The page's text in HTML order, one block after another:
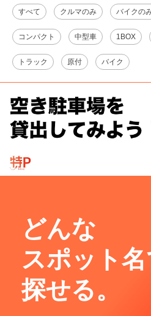
すべて クルマのみ バイクの
コンパクト 中型車 1BOX
トラック 原付 バイク
どんな
スポット名
探せる。